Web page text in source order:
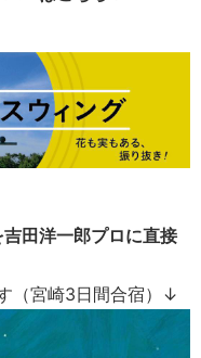
田洋一郎プロに直接
（宮崎3日間合宿）↓